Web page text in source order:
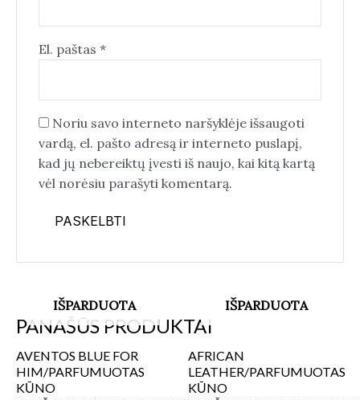
El. paštas *
Noriu savo interneto naršyklėje išsaugoti
vardą, el. pašto adresą ir interneto puslapį,
kad jų nebereiktų įvesti iš naujo, kai kitą kartą
vėl norėsiu parašyti komentarą.
PANAŠŪS PRODUKTAI
IŠPARDUOTA
AVENTOS BLUE FOR
HIM/PARFUMUOTAS
KŪNO
IŠPARDUOTA
AFRICAN
LEATHER/PARFUMUOTAS
KŪNO